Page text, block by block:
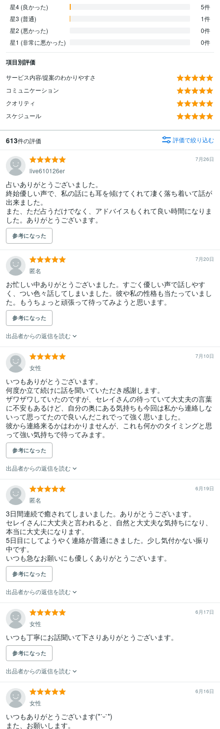
星4 (良かった)
5件
星3 (普通)
1件
星2 (悪かった)
0件
星1 (非常に悪かった)
0件
項目別評価
サービス内容/提案のわかりやすさ
コミュニケーション
クオリティ
スケジュール
613件の評価 評価で絞り込む
7月26日
live610126er
占いありがとうございました。
終始優しい声で、私の話にも耳を傾けてくれて凄く落ち着いて話が
出来ました。
また、ただ占うだけでなく、アドバイスもくれて良い時間になりま
した。ありがとうございます。
参考になった
7月20日
匿名
お忙しい中ありがとうございました。すごく優しい声で話しやす
く、つい色々話してしまいました。彼や私の性格も当たっていまし
た。もうちょっと頑張って待ってみようと思います。
参考になった
出品者からの返信を読む
7月10日
女性
いつもありがとうございます。
何度か立て続けに話を聞いていただき感謝します。
ザワザワしていたのですが、セレイさんの待っていて大丈夫の言葉
に不安もあるけど、自分の奥にある気持ちも今回は私から連絡しな
いって思ってたので良いんだこれでって強く思いました。
彼から連絡来るかはわかりませんが、これも何かのタイミングと思
参考になった
出品者からの返信を読む
6月19日
匿名
3日間連続で癒されてしまいました。ありがとうございます。
セレイさんに大丈夫と言われると、自然と大丈夫な気持ちになり、
本当に大丈夫になります。
5日目にしてようやく連絡が普通にきました。少し気付かない振り
中です。
いつも急なお願いにも優しくありがとうございます。
参考になった
出品者からの返信を読む
6月17日
女性
いつも丁寧にお話聞いて下さりありがとうございます。
参考になった
出品者からの返信を読む
6月16日
女性
いつもありがとうございます(*ˊᵕˋ*)
また、お願いします。